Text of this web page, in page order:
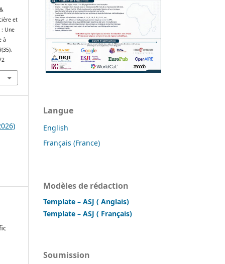
et
: Une
à
(35),
Langue
English
Français (France)
Modèles de rédaction
Template – ASJ ( Anglais)
Template – ASJ ( Français)
Soumission